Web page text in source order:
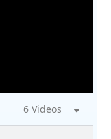
6 Videos